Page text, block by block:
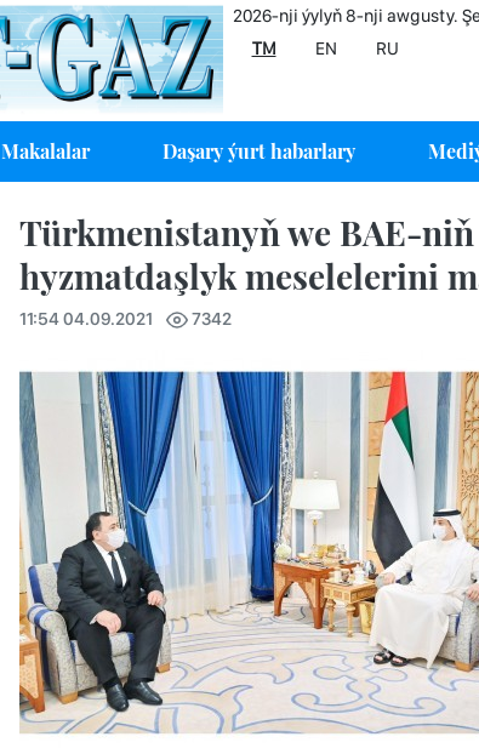
2026-nji ýylyň 8-nji awgusty.
TM
EN RU
Makalalar Daşary ýurt habarlary
Türkmenistanyň we BAE-
hyzmatdaşlyk meselelerini
11:54 04.09.2021 7342